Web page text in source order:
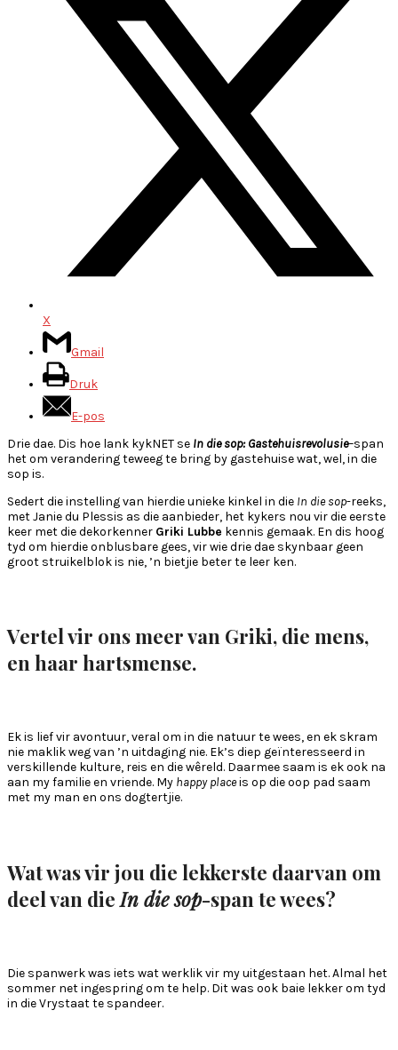
X
Gmail
Druk
E-pos
Drie dae. Dis hoe lank kykNET se In die sop: Gastehuisrevolusie–span
het om verandering teweeg te bring by gastehuise wat, wel, in die
sop is.
Sedert die instelling van hierdie unieke kinkel in die In die sop-reeks,
met Janie du Plessis as die aanbieder, het kykers nou vir die eerste
keer met die dekorkenner Griki Lubbe kennis gemaak. En dis hoog
tyd om hierdie onblusbare gees, vir wie drie dae skynbaar geen
groot struikelblok is nie, ’n bietjie beter te leer ken.
Vertel vir ons meer van Griki, die mens,
en haar hartsmense.
Ek is lief vir avontuur, veral om in die natuur te wees, en ek skram
nie maklik weg van ’n uitdaging nie. Ek’s diep geïnteresseerd in
verskillende kulture, reis en die wêreld. Daarmee saam is ek ook na
aan my familie en vriende. My happy placeis op die oop pad saam
met my man en ons dogtertjie.
Wat was vir jou die lekkerste daarvan om
deel van dieIn die sop-span te wees?
Die spanwerk was iets wat werklik vir my uitgestaan het. Almal het
sommer net ingespring om te help. Dit was ook baie lekker om tyd
in die Vrystaat te spandeer.